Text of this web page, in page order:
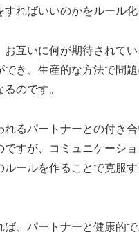
ればいいのかをルール化
お互いに何が期待されて
でき、生産的な方法で問題
のです。
れるパートナーとの付き
ですが、コミュニケーシ
ルールを作ることで克服
ば、パートナーと健康的